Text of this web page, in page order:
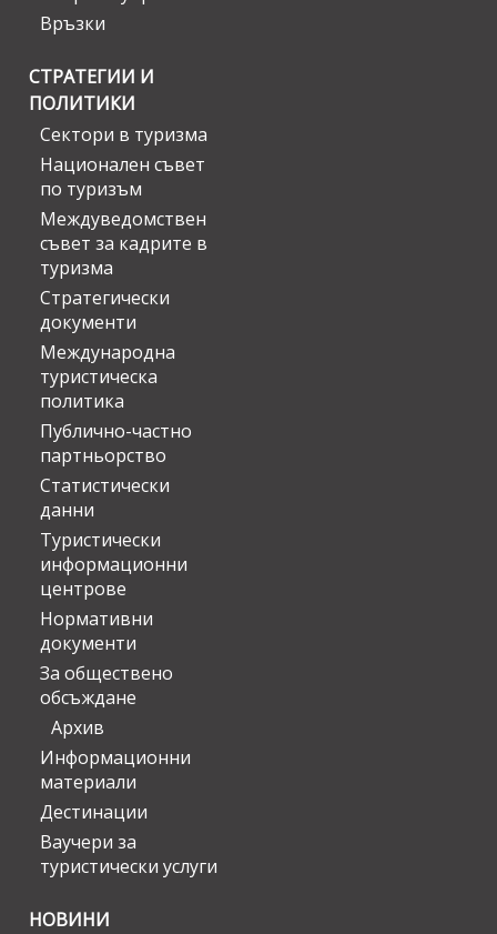
Връзки
СТРАТЕГИИ И
ПОЛИТИКИ
Сектори в туризма
Национален съвет
по туризъм
Междуведомствен
съвет за кадрите в
туризма
Стратегически
документи
Международна
туристическа
политика
Публично-частно
партньорство
Статистически
данни
Туристически
информационни
центрове
Нормативни
документи
За обществено
обсъждане
Архив
Информационни
материали
Дестинации
Ваучери за
туристически услуги
НОВИНИ